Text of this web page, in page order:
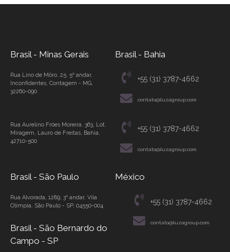
Brasil - Minas Gerais Brasil - Bahia
Rua Lino de Môro, 25, 5º andar,
Inconfidentes, Contagem - MG,
32260-090
+55 (31) 3787-4662
contato@luzagroup.com
Rua Aurelino Fróes Moreira, 363, Lot.
Miragem, Lauro de Freitas, Bahia,
42710-500
+55 (31) 3787-4662
contato@luzagroup.com
Brasil - São Paulo México
Rua Alvorada, 1289, 3º andar, Vila
Olímpia, São Paulo - SP, 04550-004
Brasil - São Bernardo do
Campo - SP
+55 (31) 3787-4662
contato@luzagroup.com